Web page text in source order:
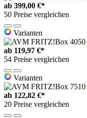
ab 399,00 €*
50 Preise vergleichen
Varianten
ab 119,97 €*
54 Preise vergleichen
Varianten
ab 122,82 €*
20 Preise vergleichen